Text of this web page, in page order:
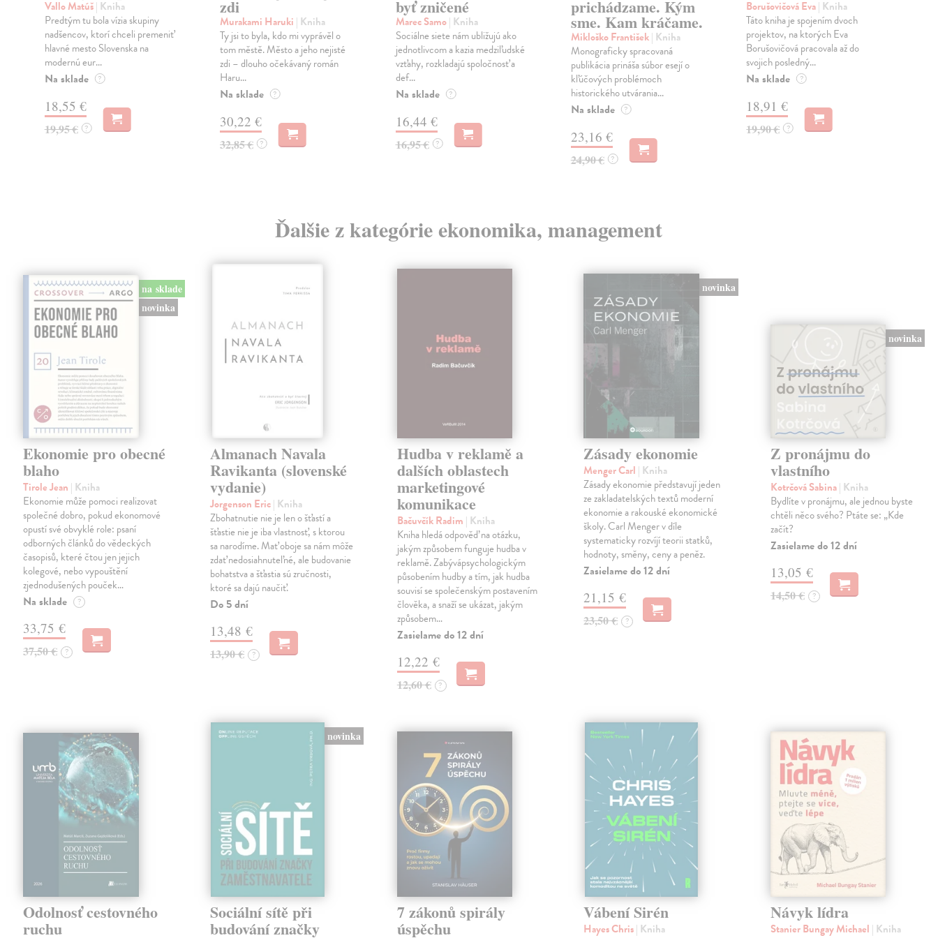
Vallo Matúš| Kniha
Predtým tu bola vízia skupiny
nadšencov, ktorí chceli premeniť
hlavné mesto Slovenska na
modernú eur...
Na sklade ?
18,55 €
19,95 € ?
zdi
Murakami Haruki | Kniha
Ty jsi to byla, kdo mi vyprávěl o
tom městě. Město a jeho nejisté
zdi – dlouho očekávaný román
Haru...
Na sklade ?
30,22 €
32,85 € ?
byť zničené
Marec Samo| Kniha
Sociálne siete nám ubližujú ako
jednotlivcom a kazia medziľudské
vzťahy, rozkladajú spoločnosť a
def...
Na sklade ?
16,44 €
16,95 € ?
prichádzame. Kým
sme. Kam kráčame.
Mikloško František| Kniha
Monograficky spracovaná
publikácia prináša súbor esejí o
kľúčových problémoch
historického utvárania...
Na sklade ?
23,16 €
24,90 € ?
Borušovičová Eva| Kniha
Táto kniha je spojením dvoch
projektov, na ktorých Eva
Borušovičová pracovala až do
svojich posledný...
Na sklade ?
18,91 €
19,90 € ?
Ďalšie z kategórie ekonomika, management
na sklade
novinka
Ekonomie pro obecné
blaho
Tirole Jean | Kniha
Ekonomie může pomoci realizovat
společné dobro, pokud ekonomové
opustí své obvyklé role: psaní
odborných článků do vědeckých
časopisů, které čtou jen jejich
kolegové, nebo vypouštění
zjednodušených pouček…
Na sklade ?
33,75 €
37,50 € ?
Almanach Navala
Ravikanta (slovenské
vydanie)
Jorgenson Eric| Kniha
Zbohatnutie nie je len o šťastí a
šťastie nie je iba vlastnosť, s ktorou
sa narodíme. Mať oboje sa nám môže
zdať nedosiahnuteľné, ale budovanie
bohatstva a šťastia sú zručnosti,
ktoré sa dajú naučiť.
Do 5 dní
13,48 €
13,90 € ?
Hudba v reklamě a
dalších oblastech
marketingové
komunikace
Bačuvčík Radim | Kniha
Kniha hledá odpověď na otázku,
jakým způsobem funguje hudba v
reklamě. Zabývápsychologickým
působením hudby a tím, jak hudba
souvisí se společenským postavením
člověka, a snaží se ukázat, jakým
způsobem…
Zasielame do 12 dní
12,22 €
12,60 € ?
novinka
Zásady ekonomie
Menger Carl | Kniha
Zásady ekonomie představují jeden
ze zakladatelských textů moderní
ekonomie a rakouské ekonomické
školy. Carl Menger v díle
systematicky rozvíjí teorii statků,
hodnoty, směny, ceny a peněz.
Zasielame do 12 dní
21,15 €
23,50 € ?
novinka
Z pronájmu do
vlastního
Kotrčová Sabina| Kniha
Bydlíte v pronájmu, ale jednou byste
chtěli něco svého? Ptáte se: „Kde
začít?
Zasielame do 12 dní
13,05 €
14,50 € ?
Odolnosť cestovného
ruchu
novinka
Sociální sítě při
budování značky
7 zákonů spirály
úspěchu
Vábení Sirén
Hayes Chris| Kniha
Návyk lídra
Stanier Bungay Michael | Kniha